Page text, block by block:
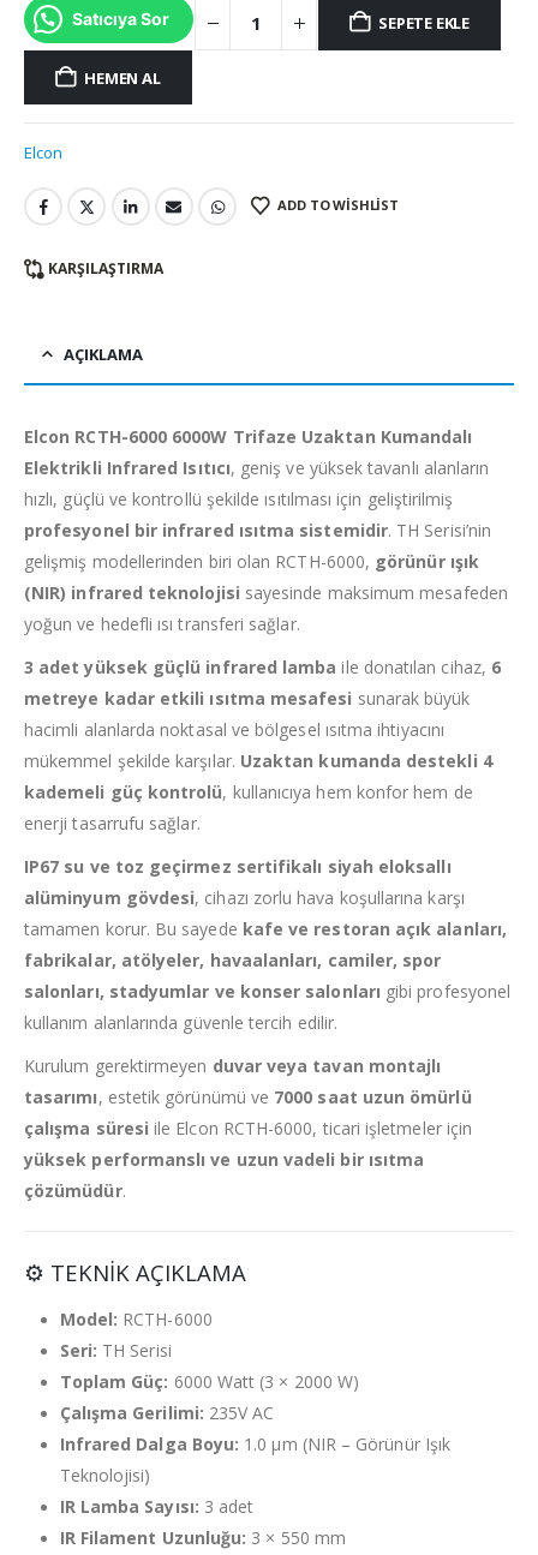
Satıcıya Sor SEPETE EKLE
HEMEN AL
Elcon
ADD TO WISHLIST
KARŞILAŞTIRMA
AÇIKLAMA
Elcon RCTH-6000 6000W Trifaze Uzaktan Kumandalı
Elektrikli Infrared Isıtıcı, geniş ve yüksek tavanlı alanların
hızlı, güçlü ve kontrollü şekilde ısıtılması için geliştirilmiş
profesyonel bir infrared ısıtma sistemidir. TH Serisi’nin
gelişmiş modellerinden biri olan RCTH-6000, görünür ışık
(NIR) infrared teknolojisi sayesinde maksimum mesafeden
yoğun ve hedefli ısı transferi sağlar.
3 adet yüksek güçlü infrared lamba ile donatılan cihaz, 6
metreye kadar etkili ısıtma mesafesi sunarak büyük
hacimli alanlarda noktasal ve bölgesel ısıtma ihtiyacını
mükemmel şekilde karşılar. Uzaktan kumanda destekli 4
kademeli güç kontrolü, kullanıcıya hem konfor hem de
enerji tasarrufu sağlar.
IP67 su ve toz geçirmez sertifikalı siyah eloksallı
alüminyum gövdesi, cihazı zorlu hava koşullarına karşı
tamamen korur. Bu sayede kafe ve restoran açık alanları,
fabrikalar, atölyeler, havaalanları, camiler, spor
salonları, stadyumlar ve konser salonları gibi profesyonel
kullanım alanlarında güvenle tercih edilir.
Kurulum gerektirmeyen duvar veya tavan montajlı
tasarımı, estetik görünümü ve 7000 saat uzun ömürlü
çalışma süresi ile Elcon RCTH-6000, ticari işletmeler için
yüksek performanslı ve uzun vadeli bir ısıtma
çözümüdür.
⚙️ TEKNİK AÇIKLAMA
Model: RCTH-6000
Seri: TH Serisi
Toplam Güç: 6000 Watt (3 × 2000 W)
Çalışma Gerilimi: 235V AC
Infrared Dalga Boyu: 1.0 µm (NIR – Görünür Işık
Teknolojisi)
IR Lamba Sayısı: 3 adet
IR Filament Uzunluğu: 3 × 550 mm